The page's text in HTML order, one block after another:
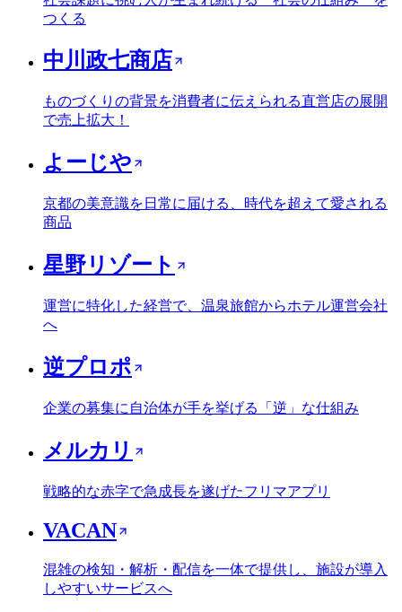
つくる
中川政七商店
ものづくりの背景を消費者に伝えられる直営店の展開
で売上拡大！
よーじや
京都の美意識を日常に届ける、時代を超えて愛される
商品
星野リゾート
運営に特化した経営で、温泉旅館からホテル運営会社
へ
逆プロポ
企業の募集に自治体が手を挙げる「逆」な仕組み
メルカリ
戦略的な赤字で急成長を遂げたフリマアプリ
VACAN
混雑の検知・解析・配信を一体で提供し、施設が導入
しやすいサービスへ